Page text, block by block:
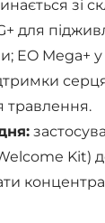
зі
для
EO Mega+
травлення.
Kit)